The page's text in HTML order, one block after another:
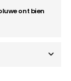
ont bien